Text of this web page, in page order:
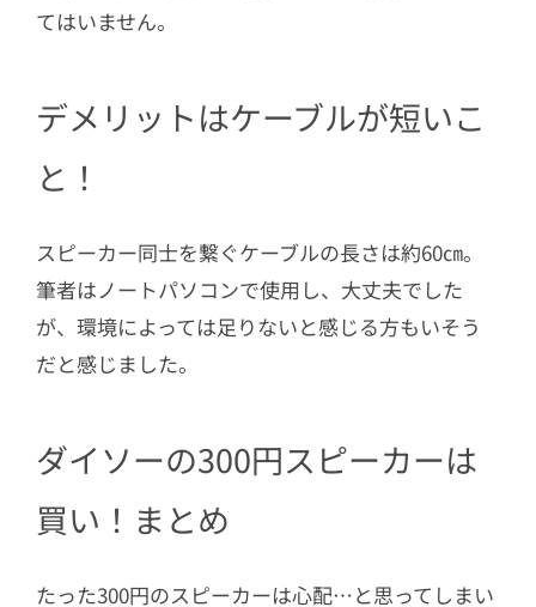
てはいません。
デメリットはケーブルが短いこ
と！
スピーカー同士を繋ぐケーブルの長さは約60㎝。
筆者はノートパソコンで使用し、大丈夫でした
が、環境によっては足りないと感じる方もいそう
だと感じました。
ダイソーの300円スピーカーは
買い！まとめ
たった300円のスピーカーは心配…と思ってしまい